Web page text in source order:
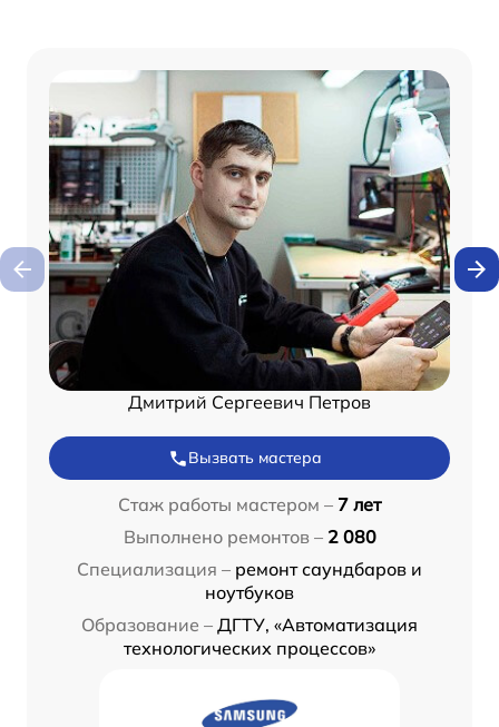
Дмитрий Сергеевич Петров
Вызвать мастера
Стаж работы мастером – 7 лет
Выполнено ремонтов – 2 080
Специализация – ремонт саундбаров и
ноутбуков
Образование – ДГТУ, «Автоматизация
технологических процессов»